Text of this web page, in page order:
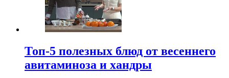
Топ-5 полезных блюд от весеннего
авитаминоза и хандры